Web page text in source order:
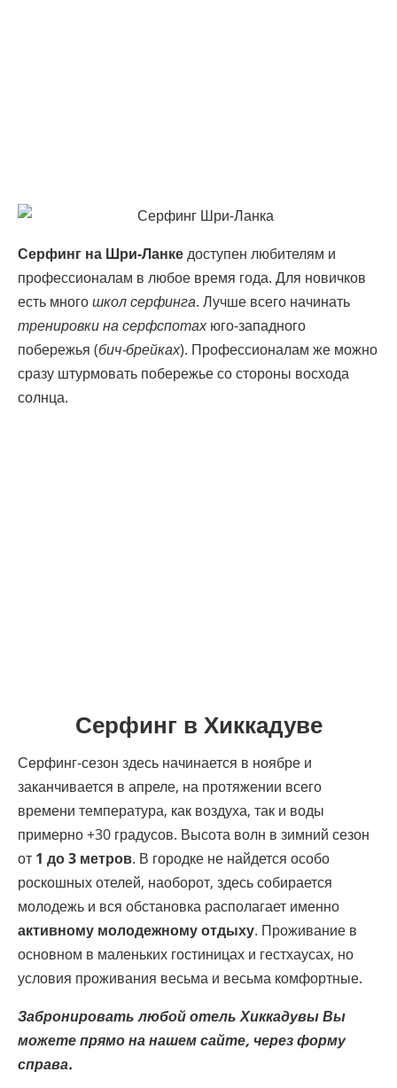
Серфинг на Шри-Ланкедоступен любителям и
профессионалам в любое время года. Для новичков
есть многошкол серфинга. Лучше всего начинать
тренировки на серфспотахюго-западного
побережья (бич-брейках). Профессионалам же можно
сразу штурмовать побережье со стороны восхода
солнца.
Серфинг в Хиккадуве
Серфинг-сезон здесь начинается в ноябре и
заканчивается в апреле, на протяжении всего
времени температура, как воздуха, так и воды
примерно +30 градусов. Высота волн в зимний сезон
от 1 до 3 метров. В городке не найдется особо
роскошных отелей, наоборот, здесь собирается
молодежь и вся обстановка располагает именно
активному молодежному отдыху. Проживание в
основном в маленьких гостиницах и гестхаусах, но
условия проживания весьма и весьма комфортные.
Забронировать любой отель Хиккадувы Вы
можете прямо на нашем сайте, через форму
справа.